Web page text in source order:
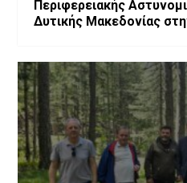
Περιφερειακής
Δυτικής Μακεδονίας